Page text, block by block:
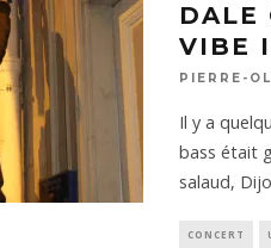
DALE
VIBE
PIERRE-
Il y a
bass était
salaud,
CONCERT